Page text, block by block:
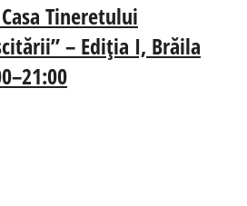
Tineretului
– Ediția I, Brăila